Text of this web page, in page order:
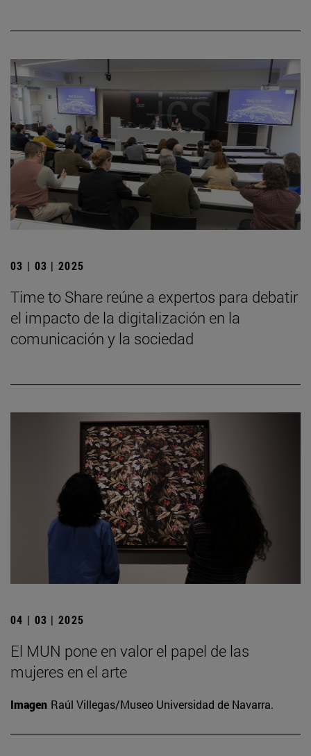
03 | 03 | 2025
Time to Share reúne a expertos para debatir
el impacto de la digitalización en la
comunicación y la sociedad
04 | 03 | 2025
El MUN pone en valor el papel de las
mujeres en el arte
Imagen Raúl Villegas/Museo Universidad de Navarra.